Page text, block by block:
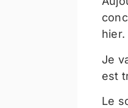
hier.
Je
est
Le